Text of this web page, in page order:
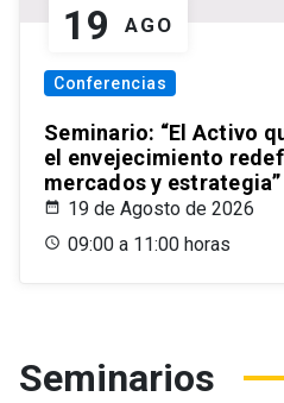
19 AGO
Conferencias
Seminario: “El Activo
el envejecimiento
mercados y estrategia”
19 de Agosto de 2026
09:00 a 11:00 horas
Seminarios